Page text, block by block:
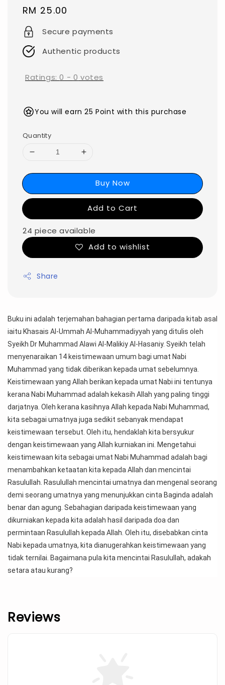
Regular
price
RM 25.00
Secure payments
Authentic products
Ratings:0 - 0 votes
You will earn 25 Point with this purchase
Quantity
Buy Now
Add to Cart
24 piece available
Add to wishlist
Share
Buku ini adalah terjemahan bahagian pertama daripada kitab asal
iaitu Khasais Al-Ummah Al-Muhammadiyyah yang ditulis oleh
Syeikh Dr Muhammad Alawi Al-Malikiy Al-Hasaniy. Syeikh telah
menyenaraikan 14 keistimewaan umum bagi umat Nabi
Muhammad yang tidak diberikan kepada umat sebelumnya.
Keistimewaan yang Allah berikan kepada umat Nabi ini tentunya
kerana Nabi Muhammad adalah kekasih Allah yang paling tinggi
darjatnya. Oleh kerana kasihnya Allah kepada Nabi Muhammad,
kita sebagai umatnya juga sedikit sebanyak mendapat
keistimewaan tersebut. Oleh itu, hendaklah kita bersyukur
dengan keistimewaan yang Allah kurniakan ini. Mengetahui
keistimewaan kita sebagai umat Nabi Muhammad adalah bagi
menambahkan ketaatan kita kepada Allah dan mencintai
Rasulullah. Rasulullah mencintai umatnya dan mengenal seorang
demi seorang umatnya yang menunjukkan cinta Baginda adalah
benar dan agung. Sebahagian daripada keistimewaan yang
dikurniakan kepada kita adalah hasil daripada doa dan
permintaan Rasulullah kepada Allah. Oleh itu, disebabkan cinta
Nabi kepada umatnya, kita dianugerahkan keistimewaan yang
tidak ternilai. Bagaimana pula kita mencintai Rasulullah, adakah
setara atau kurang?
Reviews